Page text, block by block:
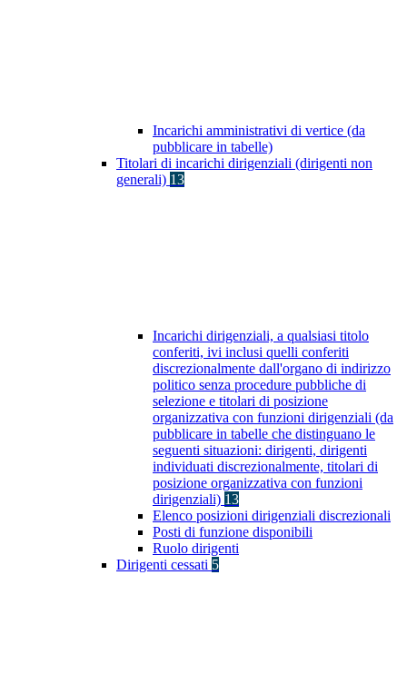
Incarichi amministrativi di vertice (da
pubblicare in tabelle)
Titolari di incarichi dirigenziali (dirigenti non
generali) 13
Incarichi dirigenziali, a qualsiasi titolo
conferiti, ivi inclusi quelli conferiti
discrezionalmente dall'organo di indirizzo
politico senza procedure pubbliche di
selezione e titolari di posizione
organizzativa con funzioni dirigenziali (da
pubblicare in tabelle che distinguano le
seguenti situazioni: dirigenti, dirigenti
individuati discrezionalmente, titolari di
posizione organizzativa con funzioni
dirigenziali) 13
Elenco posizioni dirigenziali discrezionali
Posti di funzione disponibili
Ruolo dirigenti
Dirigenti cessati 5